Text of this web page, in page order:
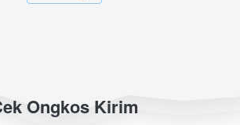
Ongkos Kirim